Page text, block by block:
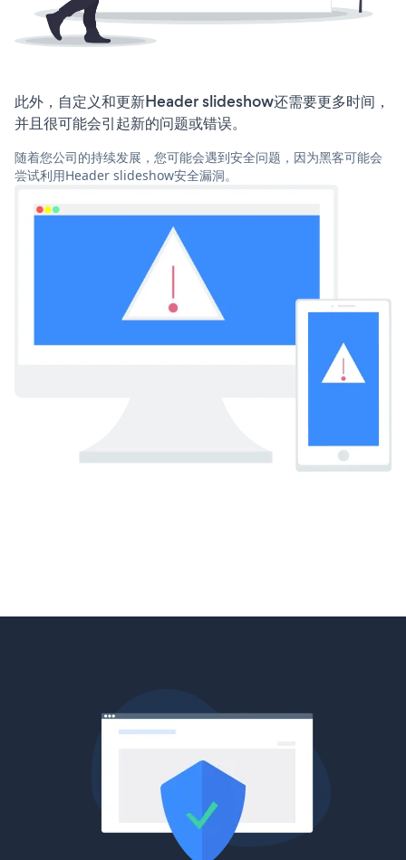
此外，自定义和更新Header slideshow还需要更多时间，
并且很可能会引起新的问题或错误。
随着您公司的持续发展，您可能会遇到安全问题，因为黑客可能会
尝试利用Header slideshow安全漏洞。